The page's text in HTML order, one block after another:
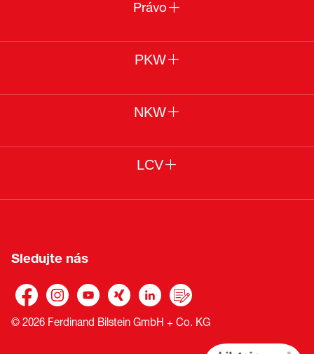
Právo
PKW
NKW
LCV
Sledujte nás
© 2026 Ferdinand Bilstein GmbH + Co. KG